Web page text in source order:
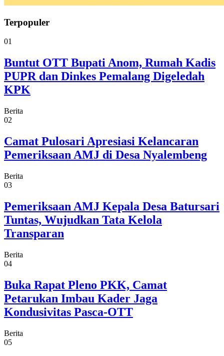
Terpopuler
01
Buntut OTT Bupati Anom, Rumah Kadis
PUPR dan Dinkes Pemalang Digeledah
KPK
Berita
02
Camat Pulosari Apresiasi Kelancaran
Pemeriksaan AMJ di Desa Nyalembeng
Berita
03
Pemeriksaan AMJ Kepala Desa Batursari
Tuntas, Wujudkan Tata Kelola
Transparan
Berita
04
Buka Rapat Pleno PKK, Camat
Petarukan Imbau Kader Jaga
Kondusivitas Pasca-OTT
Berita
05